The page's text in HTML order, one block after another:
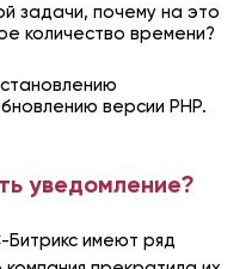
задачи, почему на это
количество времени?
версии PHP.
уведомление?
имеют ряд